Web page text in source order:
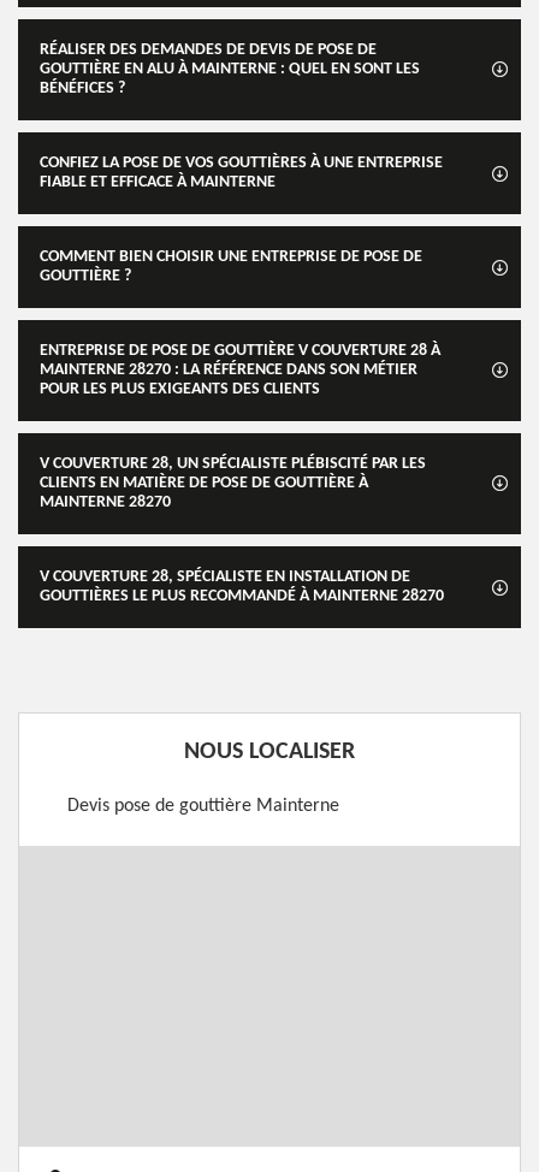
RÉALISER DES DEMANDES DE DEVIS DE POSE DE
GOUTTIÈRE EN ALU À MAINTERNE : QUEL EN SONT LES
BÉNÉFICES ?
CONFIEZ LA POSE DE VOS GOUTTIÈRES À UNE ENTREPRISE
FIABLE ET EFFICACE À MAINTERNE
COMMENT BIEN CHOISIR UNE ENTREPRISE DE POSE DE
GOUTTIÈRE ?
ENTREPRISE DE POSE DE GOUTTIÈRE V COUVERTURE 28 À
MAINTERNE 28270 : LA RÉFÉRENCE DANS SON MÉTIER
POUR LES PLUS EXIGEANTS DES CLIENTS
V COUVERTURE 28, UN SPÉCIALISTE PLÉBISCITÉ PAR LES
CLIENTS EN MATIÈRE DE POSE DE GOUTTIÈRE À
MAINTERNE 28270
V COUVERTURE 28, SPÉCIALISTE EN INSTALLATION DE
GOUTTIÈRES LE PLUS RECOMMANDÉ À MAINTERNE 28270
NOUS LOCALISER
Devis pose de gouttière Mainterne